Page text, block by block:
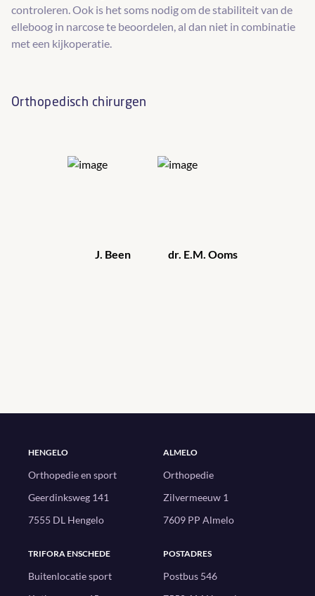
controleren. Ook is het soms nodig om de stabiliteit van de
elleboog in narcose te beoordelen, al dan niet in combinatie
met een kijkoperatie.
Orthopedisch chirurgen
J. Been dr. E.M. Ooms
HENGELO
Orthopedie en sport
Geerdinksweg 141
7555 DL Hengelo
ALMELO
Orthopedie
Zilvermeeuw 1
7609 PP Almelo
TRIFORA ENSCHEDE
Buitenlocatie sport
POSTADRES
Postbus 546